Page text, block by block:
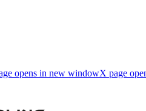
opens in new windowX page